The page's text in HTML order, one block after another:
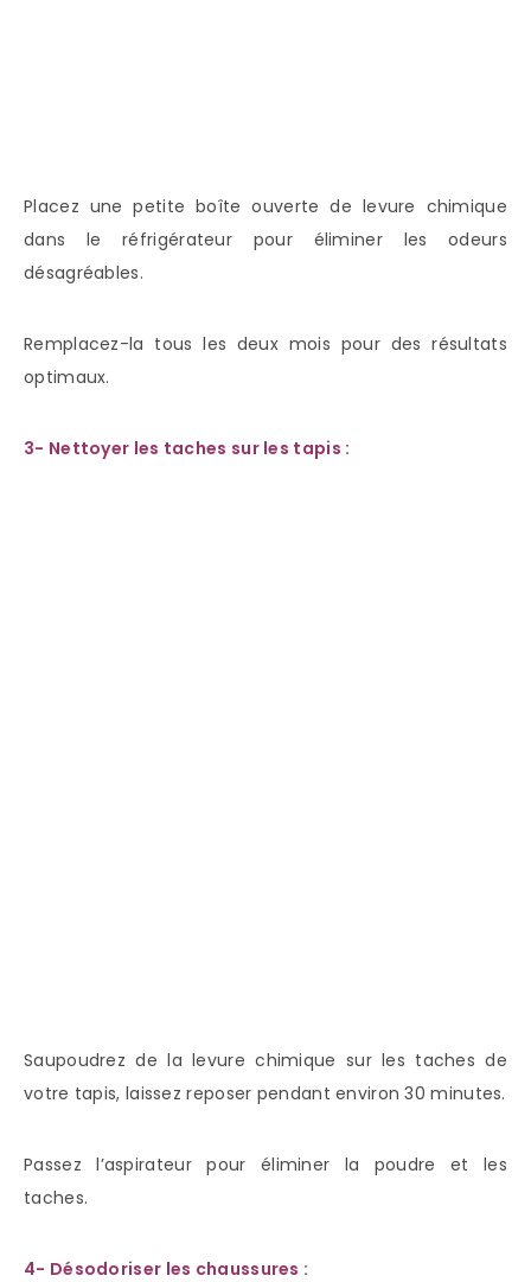
Placez une petite boîte ouverte de levure chimique
dans le réfrigérateur pour éliminer les odeurs
désagréables.
Remplacez-la tous les deux mois pour des résultats
optimaux.
3- Nettoyer les taches sur les tapis :
Saupoudrez de la levure chimique sur les taches de
votre tapis, laissez reposer pendant environ 30 minutes.
Passez l’aspirateur pour éliminer la poudre et les
taches.
4- Désodoriser les chaussures :